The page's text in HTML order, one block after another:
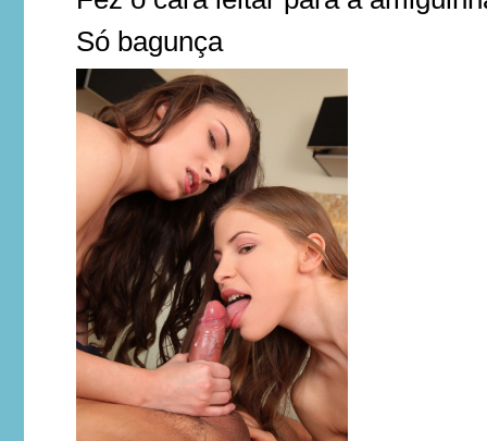
Só bagunça